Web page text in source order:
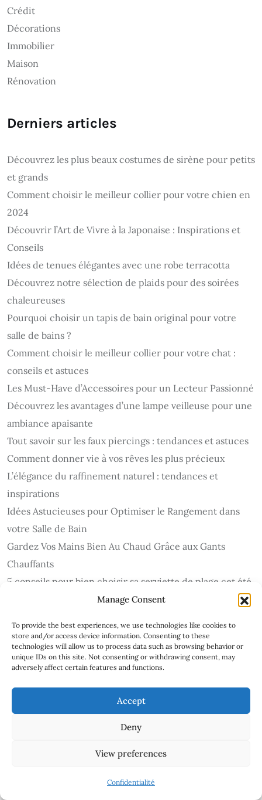
Manage Consent
To provide the best experiences, we use technologies like cookies to
store and/or access device information. Consenting to these
technologies will allow us to process data such as browsing behavior or
unique IDs on this site. Not consenting or withdrawing consent, may
adversely affect certain features and functions.
Accept
Deny
View preferences
Confidentialité
Crédit
Décorations
Immobilier
Maison
Rénovation
Derniers articles
Découvrez les plus beaux costumes de sirène pour petits
et grands
Comment choisir le meilleur collier pour votre chien en
2024
Découvrir l’Art de Vivre à la Japonaise : Inspirations et
Conseils
Idées de tenues élégantes avec une robe terracotta
Découvrez notre sélection de plaids pour des soirées
chaleureuses
Pourquoi choisir un tapis de bain original pour votre
salle de bains ?
Comment choisir le meilleur collier pour votre chat :
conseils et astuces
Les Must-Have d’Accessoires pour un Lecteur Passionné
Découvrez les avantages d’une lampe veilleuse pour une
ambiance apaisante
Tout savoir sur les faux piercings : tendances et astuces
Comment donner vie à vos rêves les plus précieux
L’élégance du raffinement naturel : tendances et
inspirations
Idées Astucieuses pour Optimiser le Rangement dans
votre Salle de Bain
Gardez Vos Mains Bien Au Chaud Grâce aux Gants
Chauffants
5 conseils pour bien choisir sa serviette de plage cet été
Assurer la Douceur et la Sécurité pour Bébé : Nos
Découvrez l’univers unique des bonnets Docker : bien
plus qu’un accessoire
Découvrez les bouées originales et tendances pour vos
loisirs aquatiques
Découvrez l’élégance des accessoires de mode russes
Descubre las novedades y servicios de Shaktio